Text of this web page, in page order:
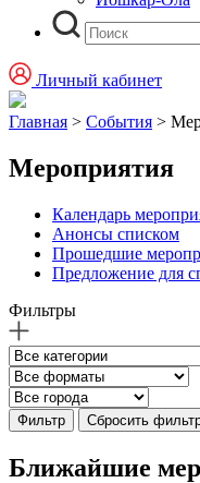
Личный кабинет
Главная > События >
Мероприятия
Календарь
Анонсы списком
Прошедшие
Предложение для
Фильтры
Фильтр Сбросить
Ближайшие